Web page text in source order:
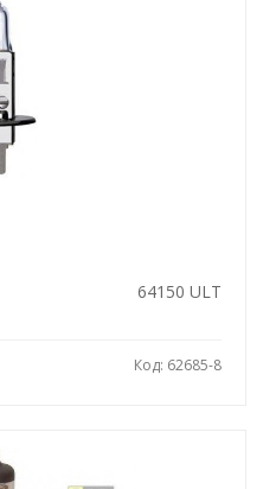
64150 ULT
Код: 62685-8